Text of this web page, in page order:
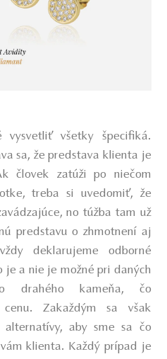
všetky špecifiká.
sa, že predstava klienta je
človek zatúži po niečom
treba si uvedomiť, že
no túžba tam už
predstavu o zhmotnení aj
deklarujeme odborné
je a nie je možné pri daných
drahého kameňa, čo
Zakaždým sa však
alternatívy, aby sme sa čo
klienta. Každý prípad je